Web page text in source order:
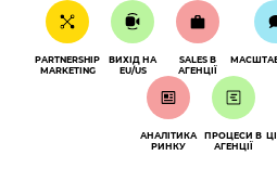
PARTNERSHIP
MARKETING
ВИХІД НА
EU/US
SALES В
АГЕНЦІЇ
АНАЛІТИКА
РИНКУ
ПРОЦЕСИ В
АГЕНЦІЇ